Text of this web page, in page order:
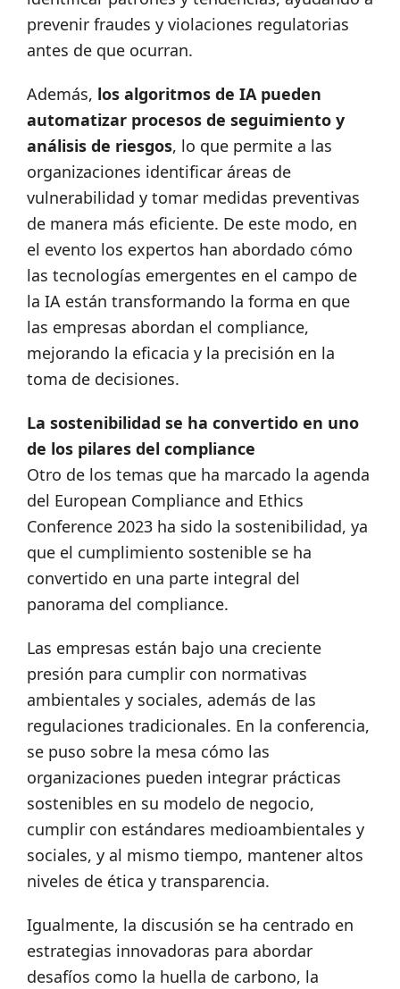
prevenir fraudes y violaciones regulatorias
antes de que ocurran.
Además, los algoritmos de IA pueden
automatizar procesos de seguimiento y
análisis de riesgos, lo que permite a las
organizaciones identificar áreas de
vulnerabilidad y tomar medidas preventivas
de manera más eficiente. De este modo, en
el evento los expertos han abordado cómo
las tecnologías emergentes en el campo de
la IA están transformando la forma en que
las empresas abordan el compliance,
mejorando la eficacia y la precisión en la
toma de decisiones.
La sostenibilidad se ha convertido en uno
de los pilares del compliance
Otro de los temas que ha marcado la agenda
del European Compliance and Ethics
Conference 2023 ha sido la sostenibilidad, ya
que el cumplimiento sostenible se ha
convertido en una parte integral del
panorama del compliance.
Las empresas están bajo una creciente
presión para cumplir con normativas
ambientales y sociales, además de las
regulaciones tradicionales. En la conferencia,
se puso sobre la mesa cómo las
organizaciones pueden integrar prácticas
sostenibles en su modelo de negocio,
cumplir con estándares medioambientales y
sociales, y al mismo tiempo, mantener altos
niveles de ética y transparencia.
Igualmente, la discusión se ha centrado en
estrategias innovadoras para abordar
desafíos como la huella de carbono, la